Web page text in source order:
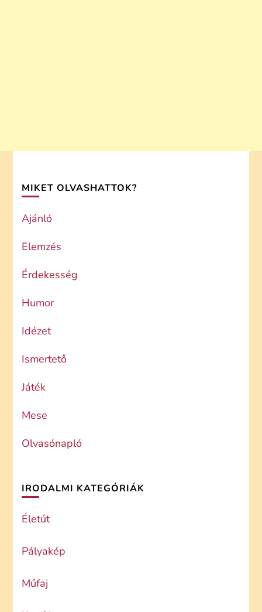
MIKET OLVASHATTOK?
Ajánló
Elemzés
Érdekesség
Humor
Idézet
Ismertető
Játék
Mese
Olvasónapló
IRODALMI KATEGÓRIÁK
Életút
Pályakép
Műfaj